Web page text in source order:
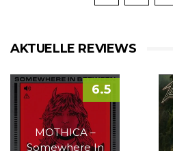
AKTUELLE REVIEWS
MOTHICA –
Somewhere In
6.5